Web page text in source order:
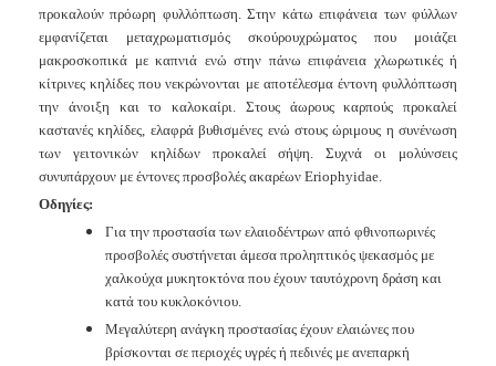
προκαλούν πρόωρη φυλλόπτωση. Στην κάτω επιφάνεια των φύλλων
εμφανίζεται
μεταχρωματισμός σκούρουχρώματος που μοιάζει
μακροσκοπικά με καπνιά ενώ στην πάνω επιφάνεια χλωρωτικές ή
κίτρινες κηλίδες που νεκρώνονται με αποτέλεσμα έντονη φυλλόπτωση
την άνοιξη και το καλοκαίρι. Στους
άωρους καρπούς προκαλεί
καστανές κηλίδες, ελαφρά βυθισμένες ενώ στους ώριμους η συνένωση
των γειτονικών κηλίδων προκαλεί σήψη. Συχνά οι
μολύνσεις
συνυπάρχουν με έντονες προσβολές ακαρέων Eriophyidae.
Οδηγίες:
Για την προστασία των ελαιοδέντρων από φθινοπωρινές
προσβολές συστήνεται άμεσα προληπτικός ψεκασμός με
χαλκούχα μυκητοκτόνα που έχουν ταυτόχρονη δράση και
κατά του κυκλοκόνιου.
Μεγαλύτερη ανάγκη προστασίας έχουν ελαιώνες που
βρίσκονται σε περιοχές υγρές ή πεδινές με ανεπαρκή